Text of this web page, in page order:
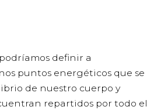
definir a
puntos energéticos que se
de nuestro cuerpo y
repartidos por todo el